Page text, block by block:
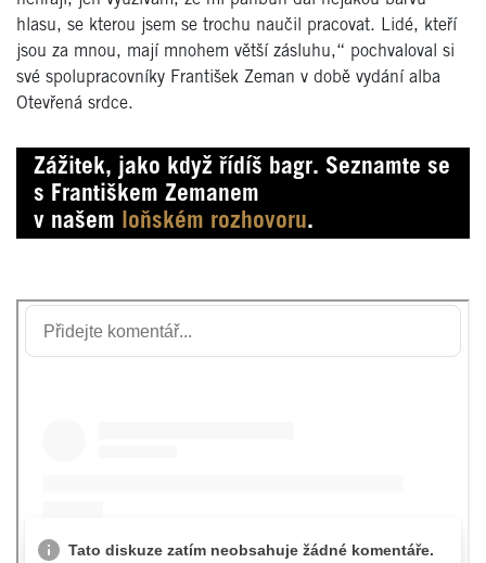
hlasu, se kterou jsem se trochu naučil pracovat. Lidé, kteří
jsou za mnou, mají mnohem větší zásluhu,“ pochvaloval si
své spolupracovníky František Zeman v době vydání alba
Otevřená srdce.
Zážitek, jako když řídíš bagr. Seznamte se
s Františkem Zemanem
v našem loňském rozhovoru.